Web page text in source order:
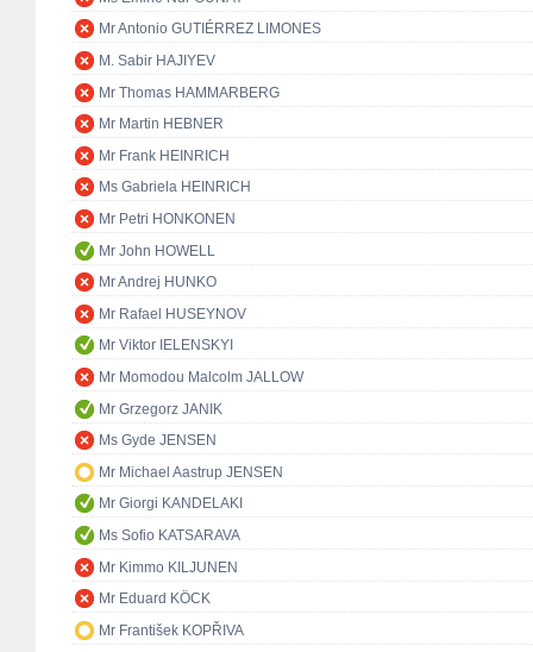
Mr Antonio GUTIÉRREZ LIMONES
M. Sabir HAJIYEV
Mr Thomas HAMMARBERG
Mr Martin HEBNER
Mr Frank HEINRICH
Ms Gabriela HEINRICH
Mr Petri HONKONEN
Mr John HOWELL
Mr Andrej HUNKO
Mr Rafael HUSEYNOV
Mr Viktor IELENSKYI
Mr Momodou Malcolm JALLOW
Mr Grzegorz JANIK
Ms Gyde JENSEN
Mr Michael Aastrup JENSEN
Mr Giorgi KANDELAKI
Ms Sofio KATSARAVA
Mr Kimmo KILJUNEN
Mr Eduard KÖCK
Mr František KOPŘIVA